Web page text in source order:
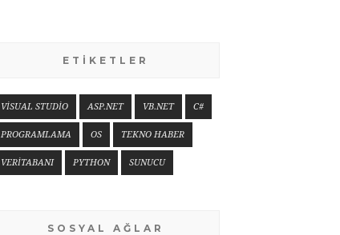
ETİKETLER
VİSUAL STUDİO ASP.NET VB.NET C#
PROGRAMLAMA OS TEKNO HABER
VERİTABANI PYTHON SUNUCU
SOSYAL AĞLAR